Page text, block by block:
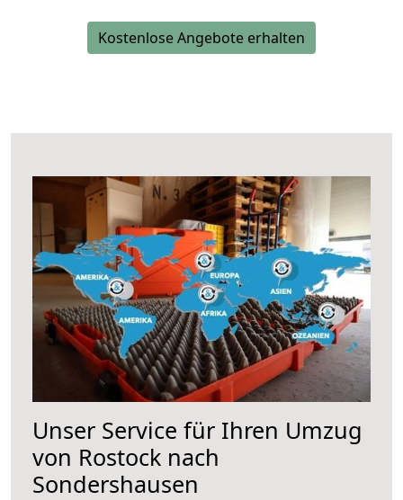
Kostenlose Angebote erhalten
Unser Service für Ihren Umzug
von Rostock nach
Sondershausen